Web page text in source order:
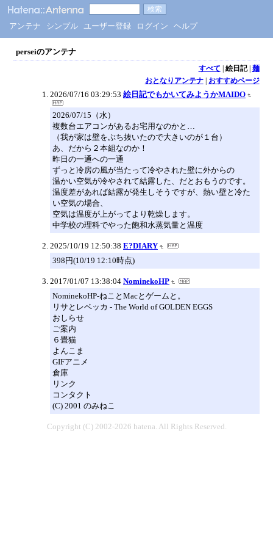
アンテナ シンプル ユーザー登録 ログイン ヘルプ
perseiのアンテナ
すべて | 絵日記| 麺
おとなりアンテナ| おすすめページ
2026/07/16 03:29:53 絵日記でもかいてみようかMAIDO
2026/07/15（水）
複数台エアコンがあるお宅用なのかと…
（我が家は壁をぶち抜いたので大きいのが１台）
あ、だから２本組なのか！
昨日の一通への一通
ずっと冷房の風が当たって冷やされた壁に外からの
温かい空気が冷やされて結露した、だとおもうのです。
温度差があれば結露が発生しそうですが、熱い壁と冷た
い空気の場合、
空気は温度が上がってより乾燥します。
中学校の理科でやった飽和水蒸気量と温度
2025/10/19 12:50:38 E?DIARY
398円(10/19 12:10時点)
2017/01/07 13:38:04 NominekoHP
NominekoHP-ねことMacとゲームと。
リサとレベッカ - The World of GOLDEN EGGS
おしらせ
ご案内
６畳猫
よんこま
GIFアニメ
倉庫
リンク
コンタクト
(C) 2001 のみねこ
Copyright (C) 2002-2026 hatena. All Rights Reserved.